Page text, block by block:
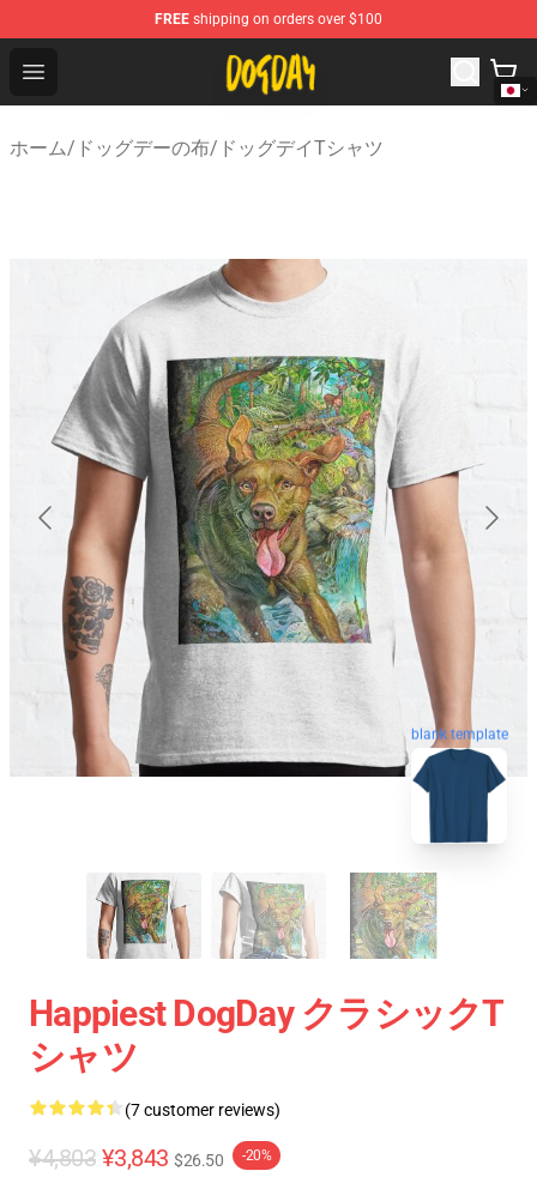
FREE shipping on orders over $100
Open menu
DogDay Store - Official DogDay Merchandise Shop
ホーム/ ドッグデーの布/ ドッグデイTシャツ
blank template
Happiest DogDay クラシックT
シャツ
(7 customer reviews)
¥4,803 ¥3,843 $26.50 -20%